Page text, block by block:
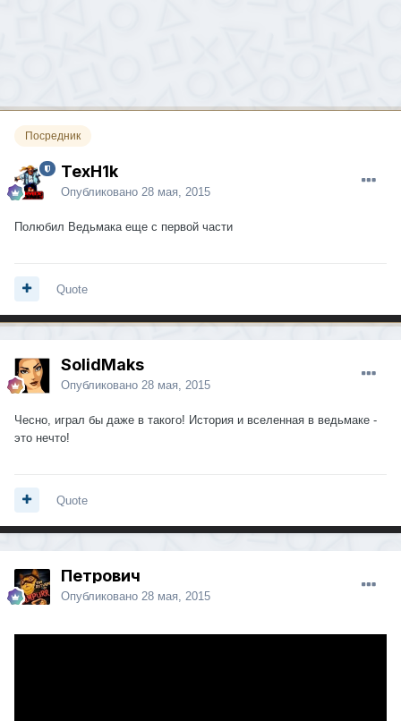
Посредник
TexH1k
Опубликовано 28 мая, 2015
Полюбил Ведьмака еще с первой части
Quote
SolidMaks
Опубликовано 28 мая, 2015
Чесно, играл бы даже в такого! История и вселенная в ведьмаке -
это нечто!
Quote
Петрович
Опубликовано 28 мая, 2015